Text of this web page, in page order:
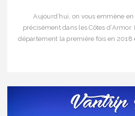
Aujourd’hui, on vous emmène
précisément dans les Côtes
département la première fois en 2018